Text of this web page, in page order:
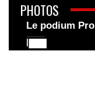
PHOTOS
Le podium